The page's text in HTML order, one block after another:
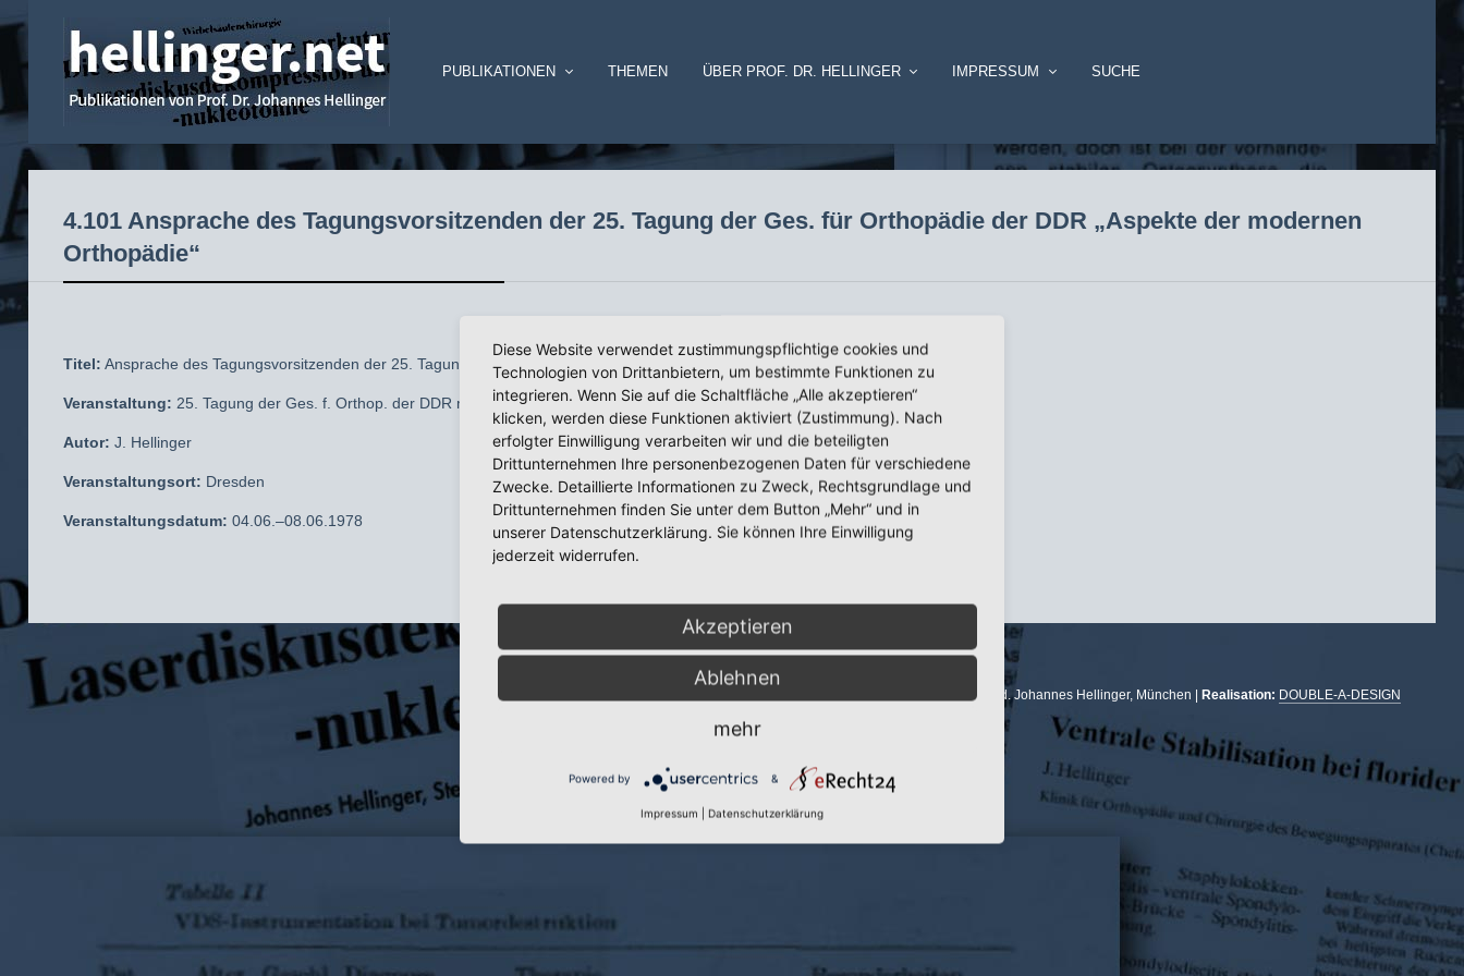
PUBLIKATIONEN THEMEN ÜBER PROF. DR. HELLINGER IMPRESSUM SUCHE
4.101 Ansprache des Tagungsvorsitzenden der 25. Tagung der Ges. für Orthopädie der DDR „Aspekte der modernen
Orthopädie“
Titel: Ansprache des Tagungsvorsitzenden der 25. Tagung der Ges. für Orthopädie der DDR „Aspekte der modernen Orthopädie“
Veranstaltung: 25. Tagung der Ges. f. Orthop. der DDR mit int. Beteiligung
Autor: J. Hellinger
Veranstaltungsort: Dresden
Veranstaltungsdatum: 04.06.–08.06.1978
Prof. Dr. med. Johannes Hellinger, München | Realisation: DOUBLE-A-DESIGN
Diese Website verwendet zustimmungspflichtige cookies und
Technologien von Drittanbietern, um bestimmte Funktionen zu
integrieren. Wenn Sie auf die Schaltfläche „Alle akzeptieren“
klicken, werden diese Funktionen aktiviert (Zustimmung). Nach
erfolgter Einwilligung verarbeiten wir und die beteiligten
Drittunternehmen Ihre personenbezogenen Daten für verschiedene
Zwecke. Detaillierte Informationen zu Zweck, Rechtsgrundlage und
Drittunternehmen finden Sie unter dem Button „Mehr“ und in
unserer Datenschutzerklärung. Sie können Ihre Einwilligung
jederzeit widerrufen.
Akzeptieren
Ablehnen
mehr
Powered by &
Impressum Datenschutzerklärung